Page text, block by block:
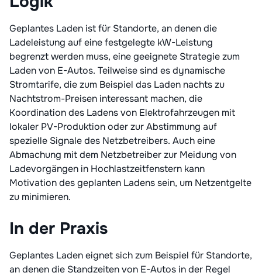
Geplantes Laden ist für Standorte, an denen die
Ladeleistung auf eine festgelegte kW-Leistung
begrenzt werden muss, eine geeignete Strategie zum
Laden von E-Autos. Teilweise sind es dynamische
Stromtarife, die zum Beispiel das Laden nachts zu
Nachtstrom-Preisen interessant machen, die
Koordination des Ladens von Elektrofahrzeugen mit
lokaler PV-Produktion oder zur Abstimmung auf
spezielle Signale des Netzbetreibers. Auch eine
Abmachung mit dem Netzbetreiber zur Meidung von
Ladevorgängen in Hochlastzeitfenstern kann
Motivation des geplanten Ladens sein, um Netzentgelte
zu minimieren.
In der Praxis
Geplantes Laden eignet sich zum Beispiel für Standorte,
an denen die Standzeiten von E-Autos in der Regel